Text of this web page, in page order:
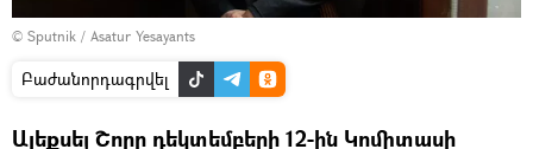
© Sputnik / Asatur Yesayants
Բաժանորդագրվել
Ալեքսեյ Շորը դեկտեմբերի 12-ին Կոմիտասի